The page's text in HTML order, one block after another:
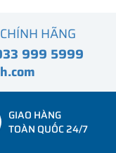
HÃNG
999 5999
GIAO HÀNG
TOÀN QUỐC 24/7